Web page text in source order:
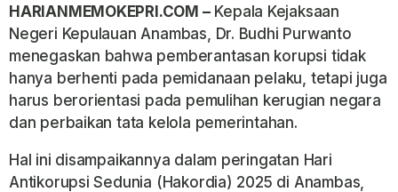
HARIANMEMOKEPRI.COM –Kepala Kejaksaan
Negeri Kepulauan Anambas, Dr. Budhi Purwanto
menegaskan bahwa pemberantasan korupsi tidak
hanya berhenti pada pemidanaan pelaku, tetapi juga
harus berorientasi pada pemulihan kerugian negara
dan perbaikan tata kelola pemerintahan.
Hal ini disampaikannya dalam peringatan Hari
Antikorupsi Sedunia (Hakordia) 2025 di Anambas,